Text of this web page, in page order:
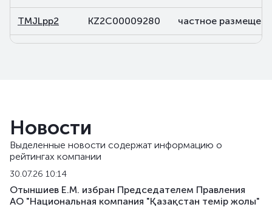
TMJLpp2 KZ2C00009280 частное
Новости
Выделенные новости содержат информацию о
рейтингах компании
30.07.26 10:14
Отыншиев Е.М. избран Председателем Правления
АО "Национальная компания "Қазақстан темір жолы"